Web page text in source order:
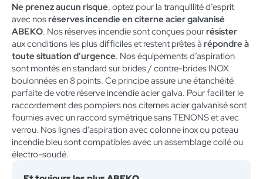
Ne prenez aucun risque , optez pour la tranquillité d’esprit
avec nosréserves incendie en citerne acier galvanisé
ABEKO. Nos réserves incendie sont conçues pourrésister
aux conditions les plus difficiles et restent prêtes à répondre à
toute situation d’urgence. Nos équipements d’aspiration
sont montés en standard sur brides / contre-brides INOX
boulonnées en 8 points. Ce principe assure une étanchéité
parfaite de votre réserve incendie acier galva. Pour faciliter le
raccordement des pompiers nos citernes acier galvanisé sont
fournies avec un raccord symétrique sans TENONS et avec
verrou. Nos lignes d’aspiration avec colonne inox ou poteau
incendie bleu sont compatibles avec un assemblage collé ou
électro-soudé.